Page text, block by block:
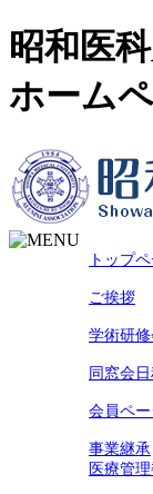
昭和医
ホーム
トップ
ご挨拶
学術研
同窓会
会員ペー
事業継承
医療管